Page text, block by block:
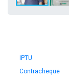
IPTU
Contracheque